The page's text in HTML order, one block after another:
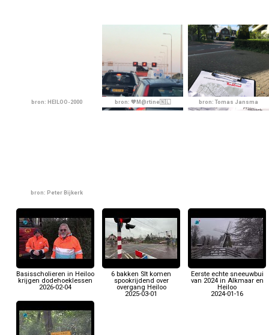
bron: HEILOO-2000 bron: 💙M@rtine🇳🇱 bron: Tomas Jansma
bron: Peter Bijkerk
Basisscholieren in Heiloo
krijgen dodehoeklessen
2026-02-04
6 bakken Slt komen
spookrijdend over
overgang Heiloo
2025-03-01
Eerste echte sneeuwbui
van 2024 in Alkmaar en
Heiloo
2024-01-16